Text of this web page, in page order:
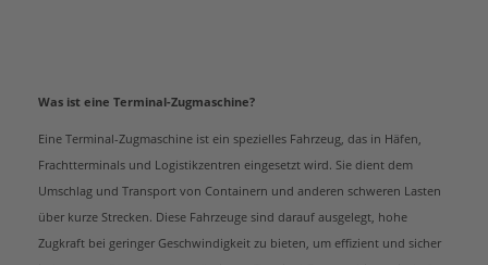
Was ist eine Terminal-Zugmaschine?
Eine Terminal-Zugmaschine ist ein spezielles Fahrzeug, das in Häfen,
Frachtterminals und Logistikzentren eingesetzt wird. Sie dient dem
Umschlag und Transport von Containern und anderen schweren Lasten
über kurze Strecken. Diese Fahrzeuge sind darauf ausgelegt, hohe
Zugkraft bei geringer Geschwindigkeit zu bieten, um effizient und sicher